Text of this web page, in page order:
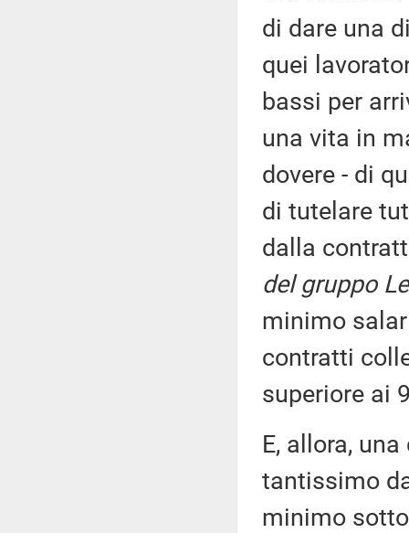
di dare una
quei
bassi per
una vita in
dovere - di
di tutelare
dalla
del gruppo
minimo
contratti
superiore ai
E, allora,
tantissimo
minimo